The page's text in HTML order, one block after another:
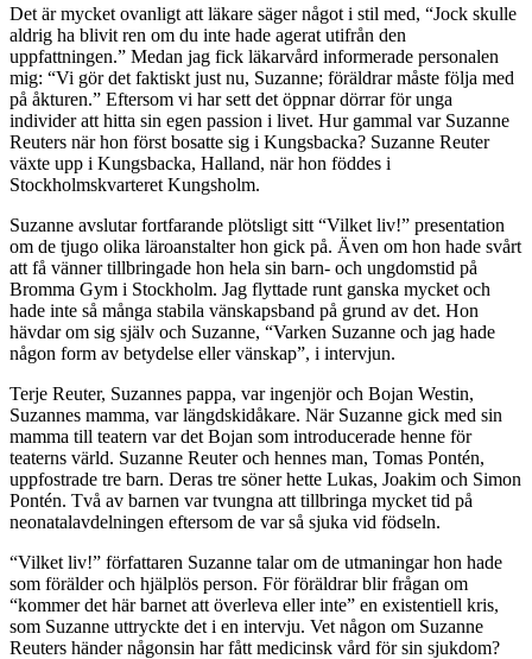
Det är mycket ovanligt att läkare säger något i stil med, “Jock skulle
aldrig ha blivit ren om du inte hade agerat utifrån den
uppfattningen.” Medan jag fick läkarvård informerade personalen
mig: “Vi gör det faktiskt just nu, Suzanne; föräldrar måste följa med
på åkturen.” Eftersom vi har sett det öppnar dörrar för unga
individer att hitta sin egen passion i livet. Hur gammal var Suzanne
Reuters när hon först bosatte sig i Kungsbacka? Suzanne Reuter
växte upp i Kungsbacka, Halland, när hon föddes i
Stockholmskvarteret Kungsholm.
Suzanne avslutar fortfarande plötsligt sitt “Vilket liv!” presentation
om de tjugo olika läroanstalter hon gick på. Även om hon hade svårt
att få vänner tillbringade hon hela sin barn- och ungdomstid på
Bromma Gym i Stockholm. Jag flyttade runt ganska mycket och
hade inte så många stabila vänskapsband på grund av det. Hon
hävdar om sig själv och Suzanne, “Varken Suzanne och jag hade
någon form av betydelse eller vänskap”, i intervjun.
Terje Reuter, Suzannes pappa, var ingenjör och Bojan Westin,
Suzannes mamma, var längdskidåkare. När Suzanne gick med sin
mamma till teatern var det Bojan som introducerade henne för
teaterns värld. Suzanne Reuter och hennes man, Tomas Pontén,
uppfostrade tre barn. Deras tre söner hette Lukas, Joakim och Simon
Pontén. Två av barnen var tvungna att tillbringa mycket tid på
neonatalavdelningen eftersom de var så sjuka vid födseln.
“Vilket liv!” författaren Suzanne talar om de utmaningar hon hade
som förälder och hjälplös person. För föräldrar blir frågan om
“kommer det här barnet att överleva eller inte” en existentiell kris,
som Suzanne uttryckte det i en intervju. Vet någon om Suzanne
Reuters händer någonsin har fått medicinsk vård för sin sjukdom?